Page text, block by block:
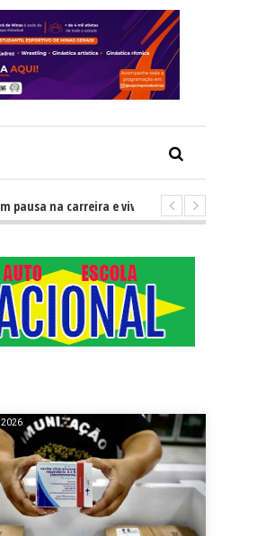
na carreira e vivem ascensão no cenário
2026